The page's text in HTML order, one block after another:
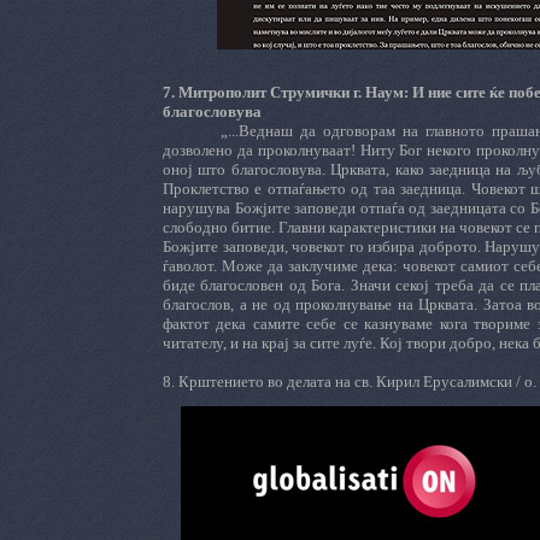
7. Митрополит Струмички г. Наум: И ние сите ќе
благословува
„...Веднаш да одговорам на главното
дозволено да проколнуваат! Ниту Бог некого
оној што благословува. Црквата, како заедница на
Проклетство е отпаѓањето од таа заедница.
нарушува Божјите заповеди отпаѓа од заедницата со
слободно битие. Главни карактеристики на човекот
Божјите заповеди, човекот го избира доброто.
ѓаволот. Може да заклучиме дека: човекот самиот
биде благословен од Бога. Значи секој треба да се
благослов, а не од проколнување на Црквата. Затоа
фактот дека самите себе се казнуваме кога
читателу, и на крај за сите луѓе. Кој твори добро, нека
8. Крштението во делата на св. Кирил Ерусалимски / о.